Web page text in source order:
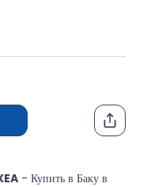
- Купить в Баку в